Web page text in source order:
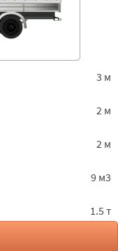
3 м
2 м
2 м
9 м3
1.5 т